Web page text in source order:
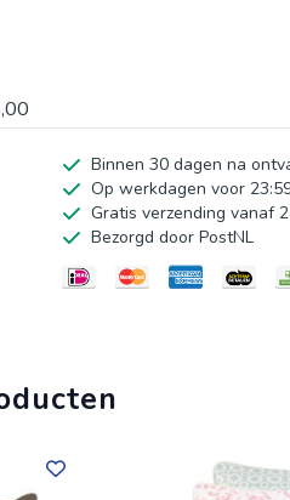
Binnen 30 dagen na
Op werkdagen voor
Gratis verzending vanaf
Bezorgd door PostNL